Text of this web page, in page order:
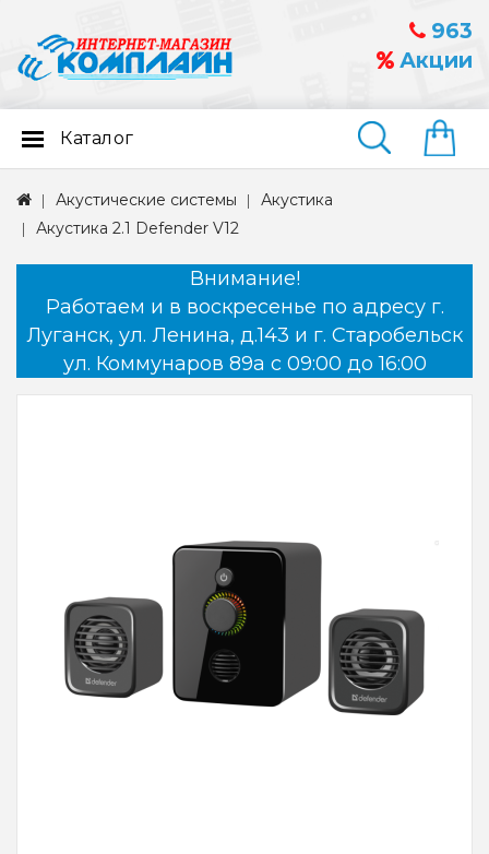
963
Акции
Найти
Каталог
Акустические системы
Акустика
Акустика 2.1 Defender V12
Внимание!
Работаем и в воскресенье по адресу г.
Луганск, ул. Ленина, д.143 и г. Старобельск
ул. Коммунаров 89а с 09:00 до 16:00